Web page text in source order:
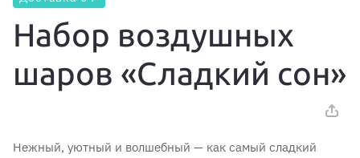
Набор воздушных
шаров «Сладкий сон»
Нежный, уютный и волшебный — как самый сладкий